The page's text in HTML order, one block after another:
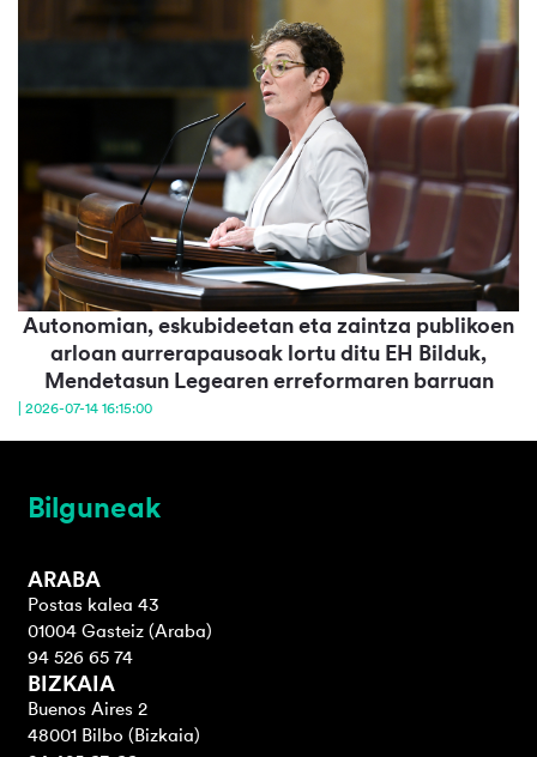
Autonomian, eskubideetan eta zaintza publikoen
arloan aurrerapausoak lortu ditu EH Bilduk,
Mendetasun Legearen erreformaren barruan
| 2026-07-14 16:15:00
Bilguneak
ARABA
Postas kalea 43
01004 Gasteiz (Araba)
94 526 65 74
BIZKAIA
Buenos Aires 2
48001 Bilbo (Bizkaia)